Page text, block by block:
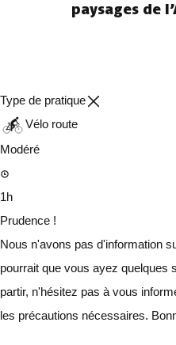
paysages de
Type de pratique
Vélo route
Modéré
1h
Prudence !
Nous n'avons pas d'information
pourrait que vous ayez quelques
partir, n'hésitez pas à vous
les précautions nécessaires.